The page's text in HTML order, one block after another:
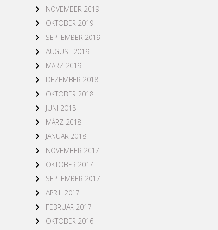
NOVEMBER 2019
OKTOBER 2019
SEPTEMBER 2019
AUGUST 2019
MÄRZ 2019
DEZEMBER 2018
OKTOBER 2018
JUNI 2018
MÄRZ 2018
JANUAR 2018
NOVEMBER 2017
OKTOBER 2017
SEPTEMBER 2017
APRIL 2017
FEBRUAR 2017
OKTOBER 2016